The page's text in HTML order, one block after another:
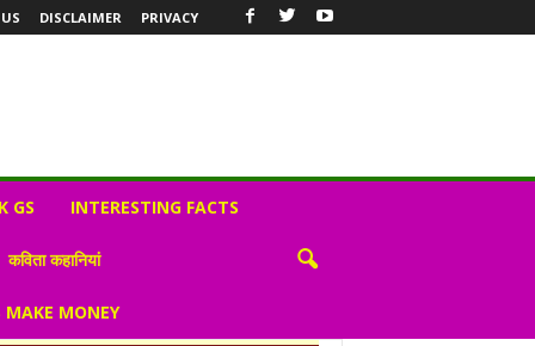
DISCLAIMER PRIVACY
GS INTERESTING FACTS
कविता कहानियां
MONEY